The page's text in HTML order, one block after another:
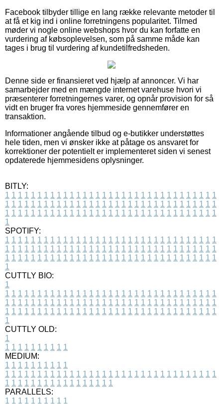
Facebook tilbyder tillige en lang række relevante metoder til
at få et kig ind i online forretningens popularitet. Tilmed
møder vi nogle online webshops hvor du kan forfatte en
vurdering af købsoplevelsen, som på samme måde kan
tages i brug til vurdering af kundetilfredsheden.
Denne side er finansieret ved hjælp af annoncer. Vi har
samarbejder med en mængde internet varehuse hvori vi
præsenterer forretningernes varer, og opnår provision for så
vidt en bruger fra vores hjemmeside gennemfører en
transaktion.
Informationer angående tilbud og e-butikker understøttes
hele tiden, men vi ønsker ikke at påtage os ansvaret for
korrektioner der potentielt er implementeret siden vi senest
opdaterede hjemmesidens oplysninger.
BITLY:
1 1 1 1 1 1 1 1 1 1 1 1 1 1 1 1 1 1 1 1 1 1 1 1 1 1 1 1 1 1 1 1 1
1 1 1 1 1 1 1 1 1 1 1 1 1 1 1 1 1 1 1 1 1 1 1 1 1 1 1 1 1 1 1 1 1
1 1 1 1 1 1 1 1 1 1 1 1 1 1 1 1 1 1 1 1 1 1 1 1 1 1 1 1 1 1 1 1 1
1
SPOTIFY:
1 1 1 1 1 1 1 1 1 1 1 1 1 1 1 1 1 1 1 1 1 1 1 1 1 1 1 1 1 1 1 1 1
1 1 1 1 1 1 1 1 1 1 1 1 1 1 1 1 1 1 1 1 1 1 1 1 1 1 1 1 1 1 1 1 1
1 1 1 1 1 1 1 1 1 1 1 1 1 1 1 1 1 1 1 1 1 1 1 1 1 1 1 1 1 1 1 1 1
1
CUTTLY BIO:
1
1 1 1 1 1 1 1 1 1 1 1 1 1 1 1 1 1 1 1 1 1 1 1 1 1 1 1 1 1 1 1 1 1
1 1 1 1 1 1 1 1 1 1 1 1 1 1 1 1 1 1 1 1 1 1 1 1 1 1 1 1 1 1 1 1 1
1 1 1 1 1 1 1 1 1 1 1 1 1 1 1 1 1 1 1 1 1 1 1 1 1 1 1 1 1 1 1 1 1
1
CUTTLY OLD:
1
1 1 1 1 1 1 1 1 1 1
MEDIUM:
1 1 1 1 1 1 1 1 1 1
1 1 1 1 1 1 1 1 1 1 1 1 1 1 1 1 1 1 1 1 1 1 1 1 1 1 1 1 1 1 1 1 1
1 1 1 1 1 1 1 1 1 1 1 1 1 1 1 1 1
PARALLELS:
1 1 1 1 1 1 1 1 1 1